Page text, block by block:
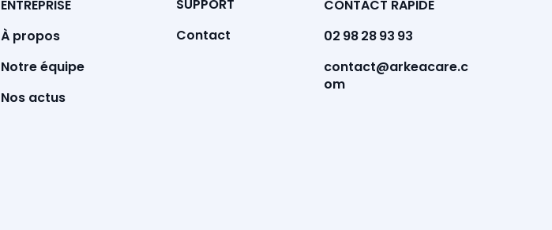
ENTREPRISE
À propos
Notre équipe
Nos actus
SUPPORT
Contact
CONTACT RAPIDE
02 98 28 93 93
contact@arkeacare.c
om